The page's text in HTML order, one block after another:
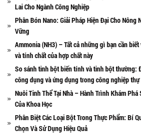
Lai Cho Ngành Công Nghiệp
Phân Bón Nano: Giải Pháp Hiện Đại Cho Nông
Vững
Ammonia (NH3) – Tất cả những gì bạn cần
và tính chất của hợp chất này
So sánh tinh bột biến tính và tinh bột thường:
công dụng và ứng dụng trong công nghiệp thự
Nuôi Tinh Thể Tại Nhà – Hành Trình Khám Phá
Của Khoa Học
Phân Biệt Các Loại Bột Trong Thực Phẩm: Bí
Chọn Và Sử Dụng Hiệu Quả